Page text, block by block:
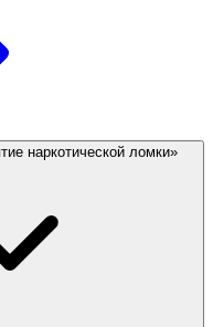
наркотической ломки»